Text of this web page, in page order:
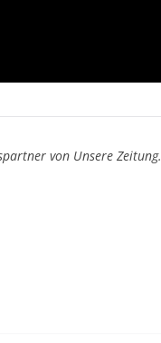
von Unsere Zeitung.